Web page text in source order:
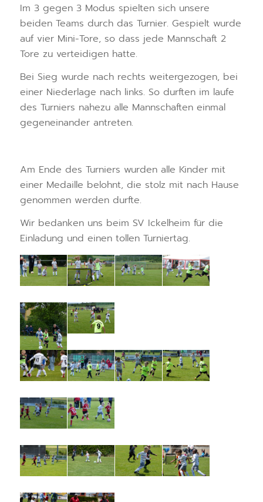
Im 3 gegen 3 Modus spielten sich unsere
beiden Teams durch das Turnier. Gespielt wurde
auf vier Mini-Tore, so dass jede Mannschaft 2
Tore zu verteidigen hatte.
Bei Sieg wurde nach rechts weitergezogen, bei
einer Niederlage nach links. So durften im laufe
des Turniers nahezu alle Mannschaften einmal
gegeneinander antreten.
Am Ende des Turniers wurden alle Kinder mit
einer Medaille belohnt, die stolz mit nach Hause
genommen werden durfte.
Wir bedanken uns beim SV Ickelheim für die
Einladung und einen tollen Turniertag.